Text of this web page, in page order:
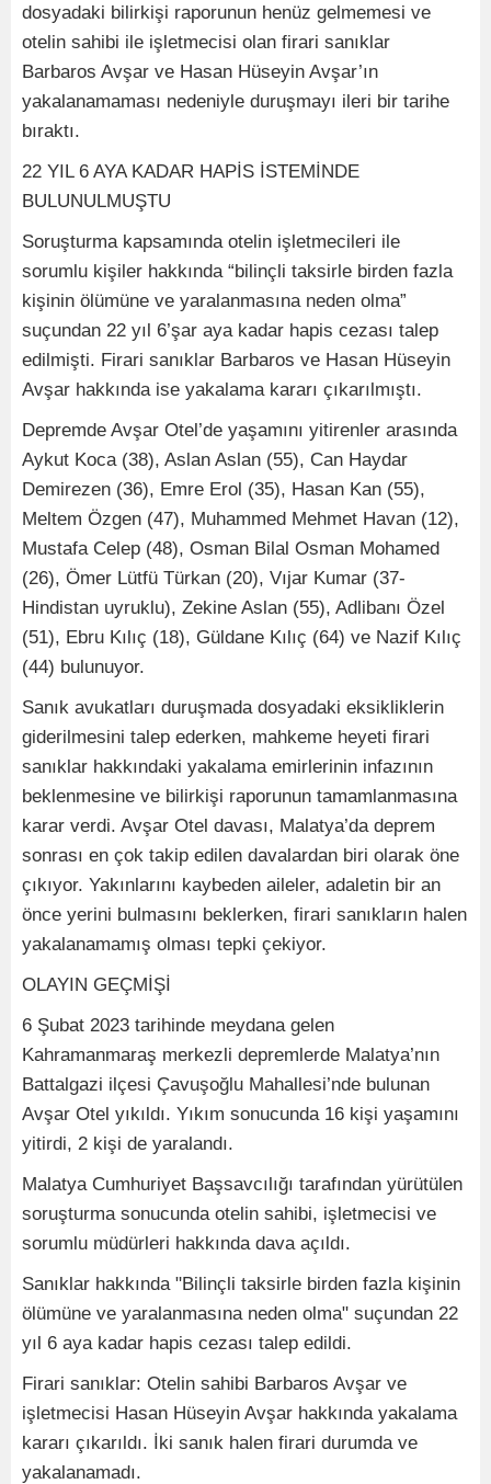
dosyadaki bilirkişi raporunun henüz gelmemesi ve
otelin sahibi ile işletmecisi olan firari sanıklar
Barbaros Avşar ve Hasan Hüseyin Avşar’ın
yakalanamaması nedeniyle duruşmayı ileri bir tarihe
bıraktı.
22 YIL 6 AYA KADAR HAPİS İSTEMİNDE
BULUNULMUŞTU
Soruşturma kapsamında otelin işletmecileri ile
sorumlu kişiler hakkında “bilinçli taksirle birden fazla
kişinin ölümüne ve yaralanmasına neden olma”
suçundan 22 yıl 6’şar aya kadar hapis cezası talep
edilmişti. Firari sanıklar Barbaros ve Hasan Hüseyin
Avşar hakkında ise yakalama kararı çıkarılmıştı.
Depremde Avşar Otel’de yaşamını yitirenler arasında
Aykut Koca (38), Aslan Aslan (55), Can Haydar
Demirezen (36), Emre Erol (35), Hasan Kan (55),
Meltem Özgen (47), Muhammed Mehmet Havan (12),
Mustafa Celep (48), Osman Bilal Osman Mohamed
(26), Ömer Lütfü Türkan (20), Vıjar Kumar (37-
Hindistan uyruklu), Zekine Aslan (55), Adlibanı Özel
(51), Ebru Kılıç (18), Güldane Kılıç (64) ve Nazif Kılıç
(44) bulunuyor.
Sanık avukatları duruşmada dosyadaki eksikliklerin
giderilmesini talep ederken, mahkeme heyeti firari
sanıklar hakkındaki yakalama emirlerinin infazının
beklenmesine ve bilirkişi raporunun tamamlanmasına
karar verdi. Avşar Otel davası, Malatya’da deprem
sonrası en çok takip edilen davalardan biri olarak öne
çıkıyor. Yakınlarını kaybeden aileler, adaletin bir an
önce yerini bulmasını beklerken, firari sanıkların halen
yakalanamamış olması tepki çekiyor.
OLAYIN GEÇMİŞİ
6 Şubat 2023 tarihinde meydana gelen
Kahramanmaraş merkezli depremlerde Malatya’nın
Battalgazi ilçesi Çavuşoğlu Mahallesi’nde bulunan
Avşar Otel yıkıldı. Yıkım sonucunda 16 kişi yaşamını
yitirdi, 2 kişi de yaralandı.
Malatya Cumhuriyet Başsavcılığı tarafından yürütülen
soruşturma sonucunda otelin sahibi, işletmecisi ve
sorumlu müdürleri hakkında dava açıldı.
Sanıklar hakkında "Bilinçli taksirle birden fazla kişinin
ölümüne ve yaralanmasına neden olma" suçundan 22
yıl 6 aya kadar hapis cezası talep edildi.
Firari sanıklar: Otelin sahibi Barbaros Avşar ve
işletmecisi Hasan Hüseyin Avşar hakkında yakalama
kararı çıkarıldı. İki sanık halen firari durumda ve
yakalanamadı.